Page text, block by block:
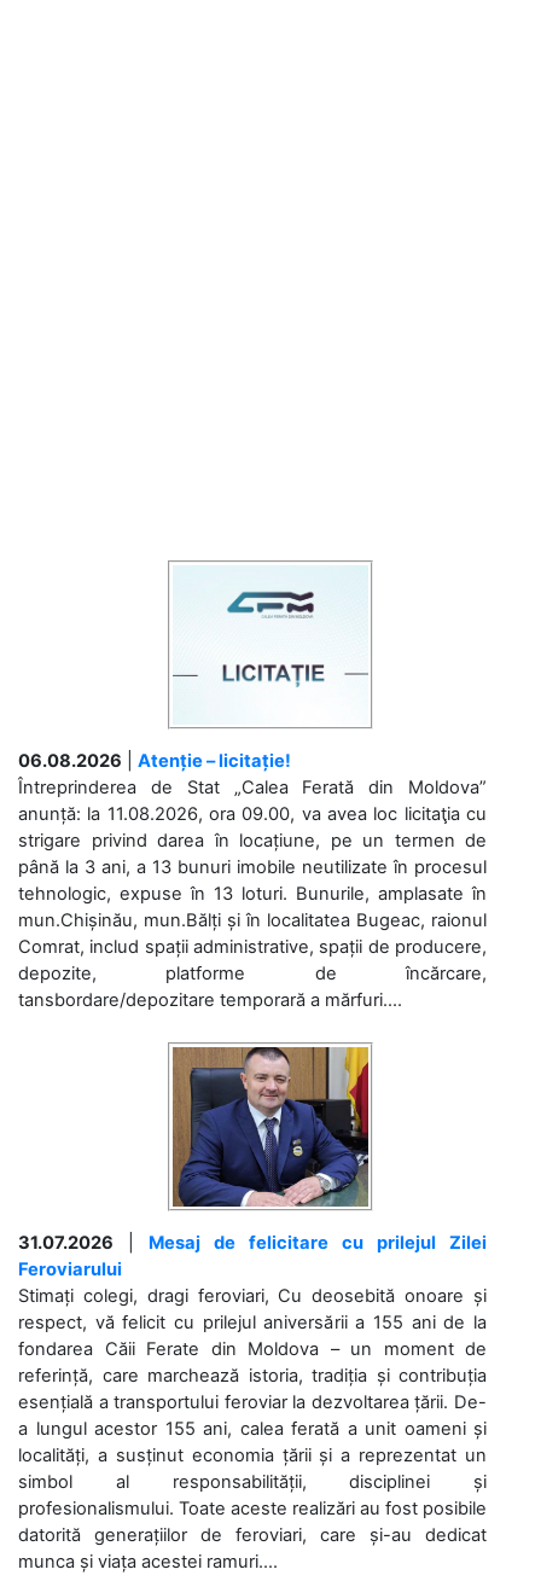
06.08.2026
Atenție – licitație!
Întreprinderea de Stat „Calea Ferată din Moldova”
anunță: la 11.08.2026, ora 09.00, va avea loc licitaţia cu
strigare privind darea în locațiune, pe un termen de
până la 3 ani, a 13 bunuri imobile neutilizate în procesul
tehnologic, expuse în 13 loturi. Bunurile, amplasate în
mun.Chișinău, mun.Bălți și în localitatea Bugeac, raionul
Comrat, includ spații administrative, spații de producere,
depozite, platforme de încărcare,
tansbordare/depozitare temporară a mărfuri....
31.07.2026
Mesaj de felicitare cu prilejul Zilei
Feroviarului
Stimați colegi, dragi feroviari, Cu deosebită onoare și
respect, vă felicit cu prilejul aniversării a 155 ani de la
fondarea Căii Ferate din Moldova – un moment de
referință, care marchează istoria, tradiția și contribuția
esențială a transportului feroviar la dezvoltarea țării. De-
a lungul acestor 155 ani, calea ferată a unit oameni și
localități, a susținut economia țării și a reprezentat un
simbol al responsabilității, disciplinei și
profesionalismului. Toate aceste realizări au fost posibile
datorită generațiilor de feroviari, care și-au dedicat
munca și viața acestei ramuri....